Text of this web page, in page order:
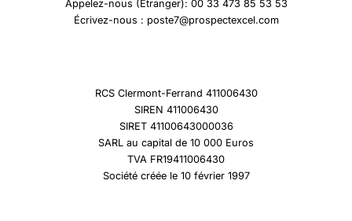
Appelez-nous (Etranger): 00 33 473 85 53 53
Écrivez-nous : poste7@prospectexcel.com
RCS Clermont-Ferrand 411006430
SIREN 411006430
SIRET 41100643000036
SARL au capital de 10 000 Euros
TVA FR19411006430
Société créée le 10 février 1997